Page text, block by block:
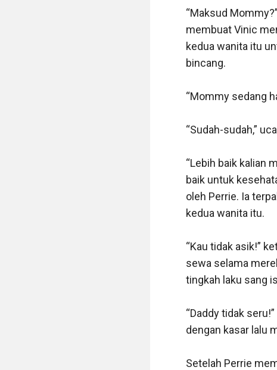
“Maksud
membuat Vinic
kedua wanita itu
bincang.
“Mommy sedang
“Sudah-sudah,”
“Lebih baik kalian
baik untuk
oleh Perrie. Ia
kedua wanita itu.
“Kau tidak asik!”
sewa selama
tingkah laku sang
“Daddy tidak
dengan kasar lalu
Setelah Perrie